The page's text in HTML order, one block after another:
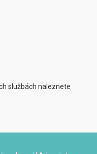
službách naleznete